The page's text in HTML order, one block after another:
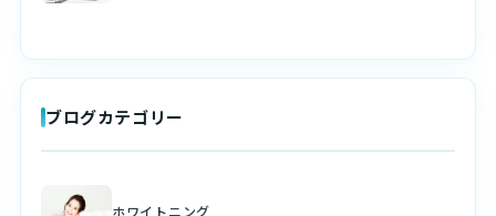
ブログカテゴリー
ホワイトニング